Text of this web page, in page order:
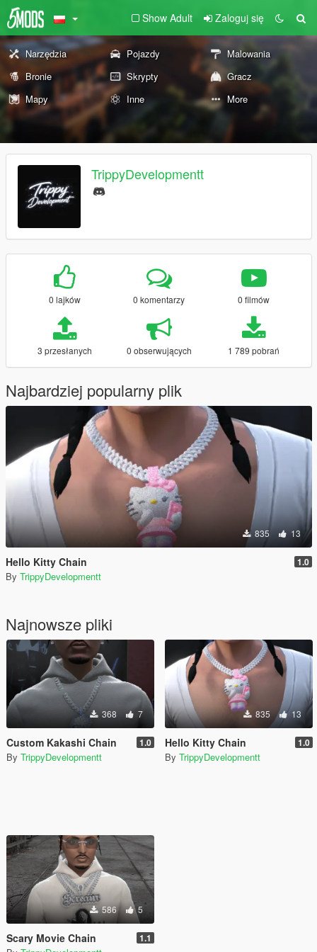
Show Adult Zaloguj się
Narzędzia Pojazdy
Malowania
Bronie
Skrypty
Gracz
Mapy
Inne More
TrippyDevelopmentt
0 lajków 0 komentarzy 0 filmów
3 przesłanych 0 obserwujących 1 789 pobrań
Najbardziej popularny plik
835 13
Hello Kitty Chain 1.0
By TrippyDevelopmentt
Najnowsze pliki
368 7
Custom Kakashi Chain 1.0
By TrippyDevelopmentt
835 13
Hello Kitty Chain 1.0
By TrippyDevelopmentt
586 5
Scary Movie Chain 1.1